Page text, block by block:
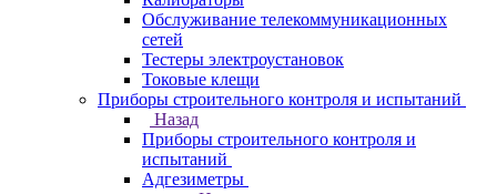
Обслуживание телекоммуникационных
сетей
Тестеры электроустановок
Токовые клещи
Приборы строительного контроля и испытаний
Назад
Приборы строительного контроля и
испытаний
Адгезиметры